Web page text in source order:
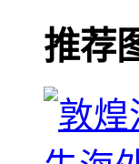
推荐